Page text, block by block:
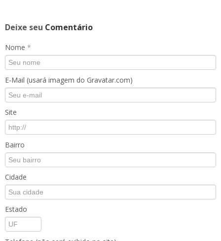
Deixe seu Comentário
Nome *
E-Mail (usará imagem do Gravatar.com)
Site
Bairro
Cidade
Estado